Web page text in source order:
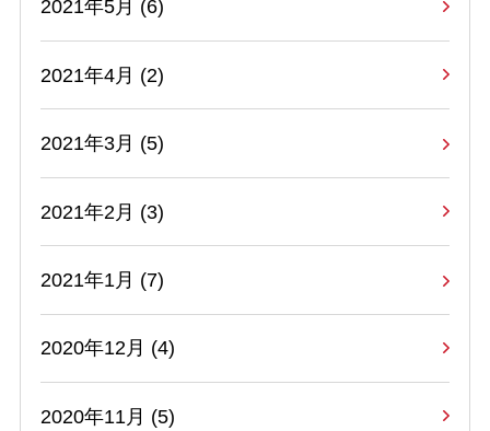
2021年5月 (6)
2021年4月 (2)
2021年3月 (5)
2021年2月 (3)
2021年1月 (7)
2020年12月 (4)
2020年11月 (5)